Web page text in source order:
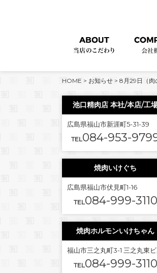
HOME > お知らせ > 8月29日（肉
池口精肉店 本社/本店/工
広島県福山市新涯町5-31-39
TEL084-953-
焼肉いけぐち
広島県福山市伏見町1-16
TEL084-999-3110
焼肉ホルモンいけちゃん
福山市三之丸町3-1 三之丸東
TEL084-999-3110